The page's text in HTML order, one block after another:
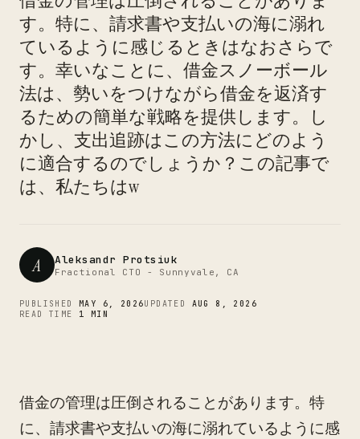
す。特に、請求書や支払いの海に溺れ
ているように感じるときはなおさらで
す。幸いなことに、借金スノーボール
法は、勢いをつけながら借金を返済す
るための簡単な戦略を提供します。し
かし、支出追跡はこの方法にどのよう
に適合するのでしょうか？この記事で
は、私たちはw
A Aleksandr Protsiuk
Fractional CTO - Sunnyvale, CA
PUBLISHED MAY 6, 2026UPDATED AUG 8, 2026
READ TIME 1 MIN
借金の管理は圧倒されることがあります。特
に、請求書や支払いの海に溺れているように感